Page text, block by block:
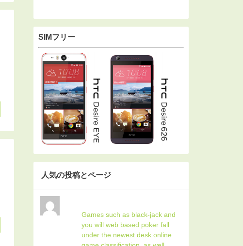
SIMフリー
人気の投稿とページ
Games such as black-jack and
you will web based poker fall
under the newest desk online